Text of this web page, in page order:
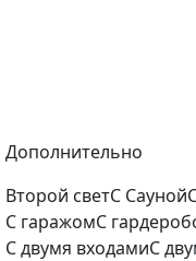
Дополнительно
Второй светС Сауной
С гаражомС
С двумя входамиС